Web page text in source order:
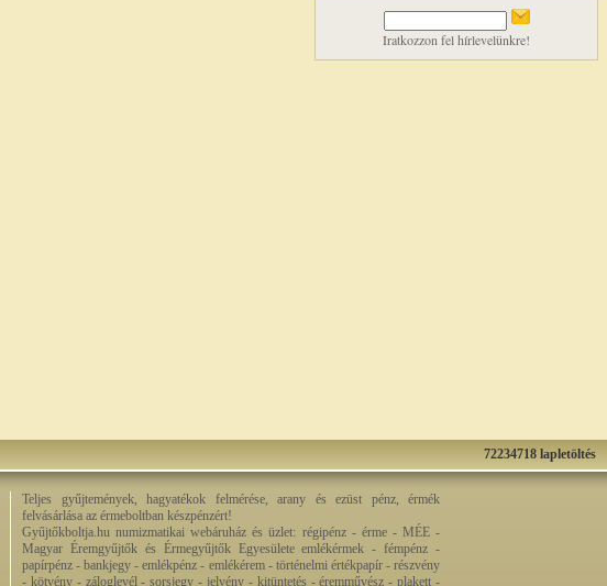
Iratkozzon fel hírlevelünkre!
72234718 lapletöltés
Teljes gyűjtemények, hagyatékok felmérése, arany és ezüst pénz, érmék
felvásárlása az érmeboltban készpénzért!
Gyűjtőkboltja.hu numizmatikai webáruház és üzlet: régipénz - érme - MÉE -
Magyar Éremgyűjtők és Érmegyűjtők Egyesülete emlékérmek - fémpénz -
papírpénz - bankjegy - emlékpénz - emlékérem - történelmi értékpapír - részvény
- kötvény - záloglevél - sorsjegy - jelvény - kitüntetés - éremművész - plakett -